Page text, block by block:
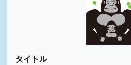
タイトル